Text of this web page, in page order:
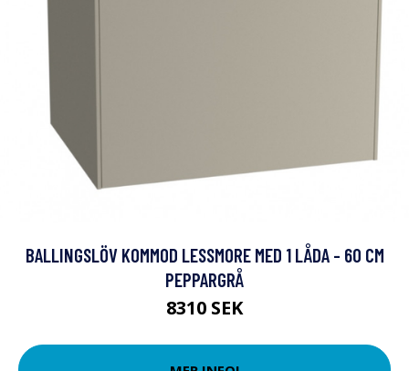
BALLINGSLÖV KOMMOD LESSMORE MED 1 LÅDA - 60 CM
PEPPARGRÅ
8310 SEK